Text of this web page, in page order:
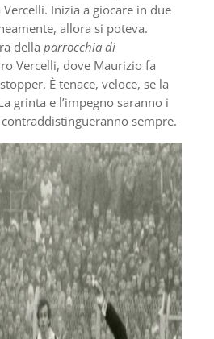
Inizia a giocare in due
allora si poteva.
della parrocchia di
Vercelli, dove Maurizio fa
È tenace, veloce, se la
grinta e l’impegno saranno i
sempre.